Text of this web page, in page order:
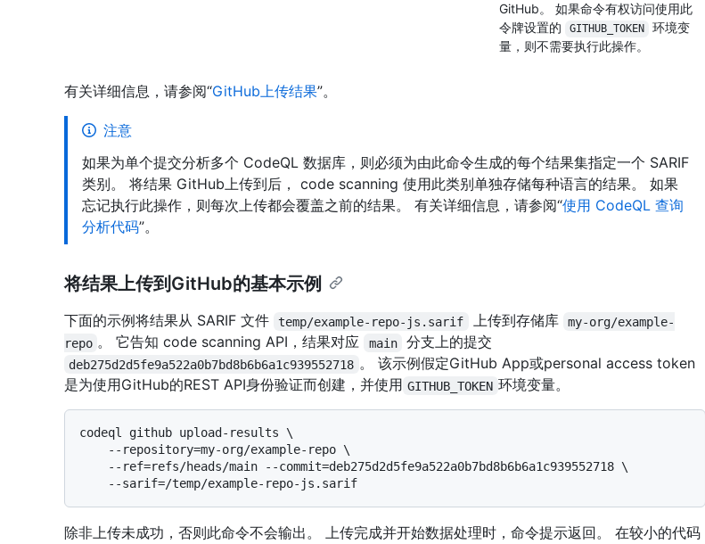
GitHub。 如果命令有权访问使用此
令牌设置的
GITHUB_TOKEN
环境变
量，则不需要执行此操作。
有关详细信息，请参阅“GitHub上传结果”。
注意
如果为单个提交分析多个 CodeQL 数据库，则必须为由此命令生成的每个结果集指定一个 SARIF
类别。 将结果 GitHub上传到后， code scanning 使用此类别单独存储每种语言的结果。 如果
忘记执行此操作，则每次上传都会覆盖之前的结果。 有关详细信息，请参阅“使用 CodeQL 查询
分析代码”。
将结果上传到GitHub的基本示例
下面的示例将结果从 SARIF 文件 temp/example-repo-js.sarif 上传到存储库
my-org/example-
repo 。 它告知 code scanning API，结果对应 main 分支上的提交
deb275d2d5fe9a522a0b7bd8b6b6a1c939552718 。 该示例假定GitHub App或personal access token
是为使用GitHub的REST API身份验证而创建，并使用 GITHUB_TOKEN 环境变量。
codeql github upload-results \
除非上传未成功，否则此命令不会输出。 上传完成并开始数据处理时，命令提示返回。 在较小的代码